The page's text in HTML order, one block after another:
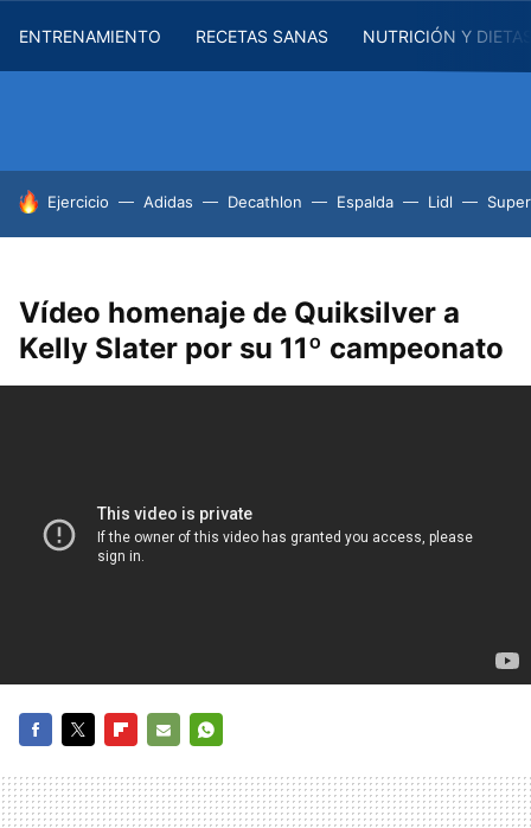
ENTRENAMIENTO RECETAS SANAS NUTRICIÓN Y
HOY SE HABLA DE
Ejercicio Adidas Decathlon Espalda Lidl
Vídeo homenaje de Quiksilver a
Kelly Slater por su 11º campeonato
MAIL